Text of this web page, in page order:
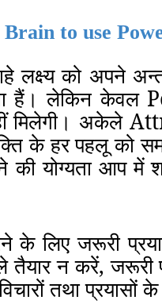
to use
लक्ष्य को अपने
हैं । लेकिन केवल
मिलेगी। अकेले
के हर पहलू को
की योग्यता आप
के लिए जरूरी
तैयार न करें,
तथा प्रयासों